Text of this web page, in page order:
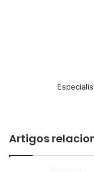
Artigos